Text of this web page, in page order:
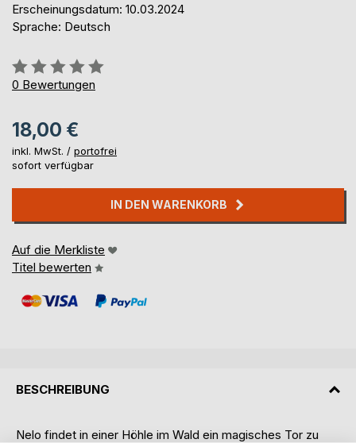
Erscheinungsdatum: 10.03.2024
Sprache: Deutsch
Bewertung::
0%
0 Bewertungen
18,00 €
inkl. MwSt. / portofrei
sofort verfügbar
IN DEN WARENKORB
Auf die Merkliste
Titel bewerten
BESCHREIBUNG
Nelo findet in einer Höhle im Wald ein magisches Tor zu